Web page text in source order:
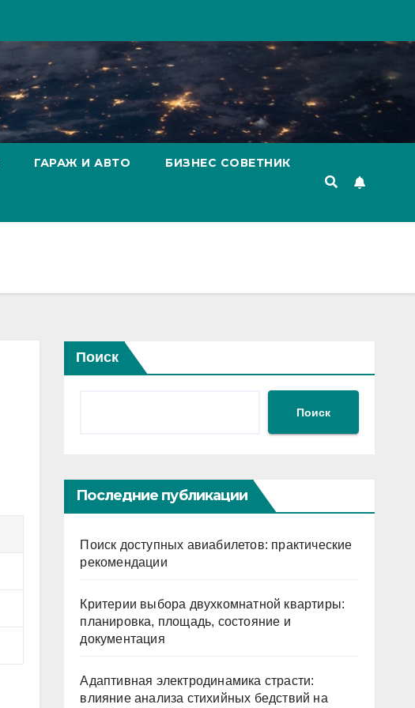
ГАРАЖ И АВТО БИЗНЕС СОВЕТНИК
Поиск
Поиск
Последние публикации
Поиск доступных авиабилетов: практические
рекомендации
Критерии выбора двухкомнатной квартиры:
планировка, площадь, состояние и
документация
Адаптивная электродинамика страсти:
влияние анализа стихийных бедствий на